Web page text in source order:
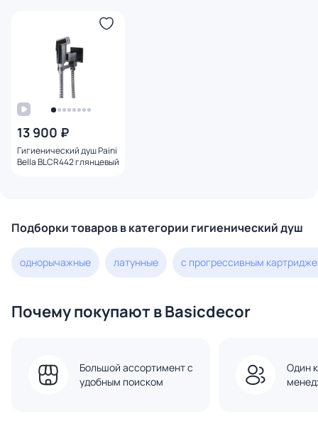
13 900 ₽
Гигиенический душ Paini
Bella BLCR442 глянцевый
Подборки товаров в категории гигиенический душ
однорычажные латунные с прогрессивным
Почему покупают в Basicdecor
Большой ассортимент с
удобным поиском
Один